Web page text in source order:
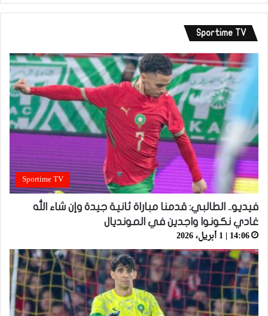
Sportime TV
Sportime TV
فيديو.. الطالبي: قدمنا مباراة ثانية جيدة وإن شاء الله
غادي نكونوا واجدين في المونديال
14:06 | 1 أبريل، 2026